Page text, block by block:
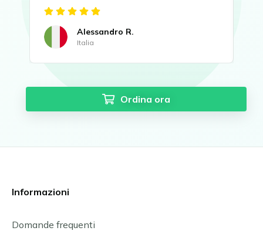
Alessandro R.
Italia
Ordina ora
Informazioni
Domande frequenti